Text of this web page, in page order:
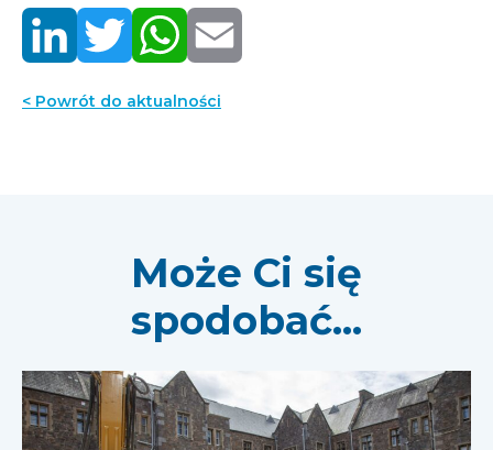
< Powrót do aktualności
Może Ci się
spodobać...